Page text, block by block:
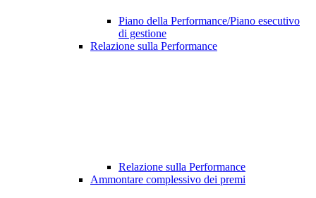
Piano della Performance/Piano esecutivo
di gestione
Relazione sulla Performance
Relazione sulla Performance
Ammontare complessivo dei premi